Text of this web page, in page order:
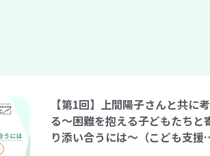
【第1回】上間陽子さんと共に
る～困難を抱える子どもたちと
り添い合うには～（こども支援